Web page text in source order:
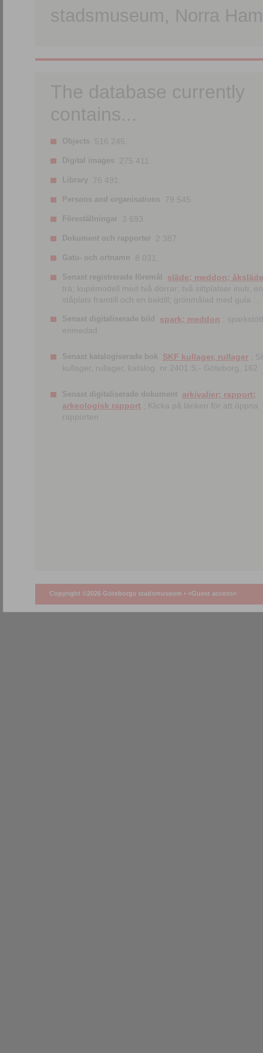
stadsmuseum, Norra
The database currently
contains...
Objects 516 245.
Digital images 275 411.
Library 76 491.
Persons and organisations 79 545.
Föreställningar 3 693.
Dokument och rapporter 2 387.
Gatu- och ortnamn 8 031.
Senast registrerade föremål
släde; meddon; åksläde
trä; kupémodell med två dörrar; två sittplatser inuti; en
ståplats framtill och en baktill; grönmålad med gula ...
Senast digitaliserade bild spark; meddon ;
enmedad
Senast katalogiserade bok SKF kullager, rullager ;
kullager, rullager, katalog. nr 2401 S.- Göteborg, 162
Senast digitaliserade dokument arkivalier; rapport;
arkeologisk rapport ; Klicka på länken för att öppna
rapporten
Copyright ©2026 Göteborgs stadsmuseum • <Guest access>